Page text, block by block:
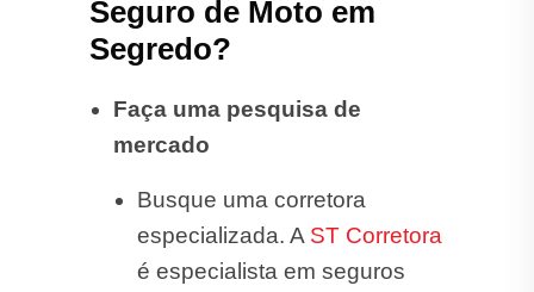
Seguro de Moto em
Segredo?
Faça uma pesquisa de
mercado
Busque uma corretora
especializada. A ST Corretora
é especialista em seguros